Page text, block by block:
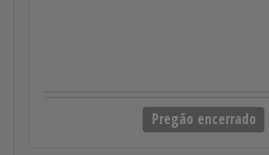
Pregão encerrado